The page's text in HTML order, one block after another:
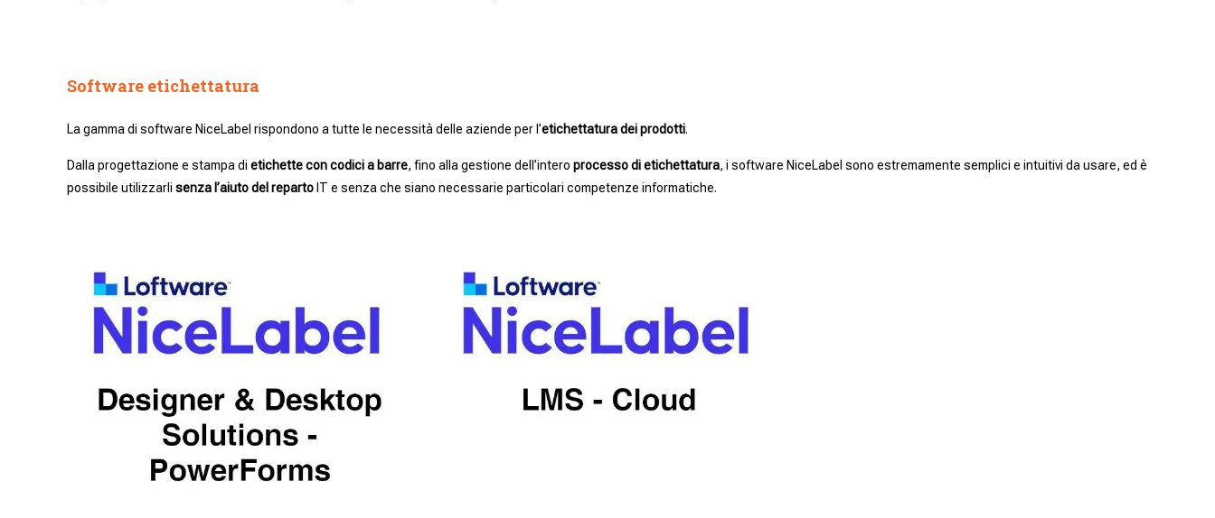
Software etichettatura
La gamma di software NiceLabel rispondono a tutte le necessità delle aziende per l’etichettaturadei prodotti.
Dalla progettazione e stampa dietichette con codici a barre, fino alla gestione dell’interoprocesso di etichettatura, i software NiceLabel sono estremamente semplici e intuitivi da usare, ed è
possibile utilizzarlisenza l’aiuto del reparto IT e senza che siano necessarie particolari competenze informatiche.